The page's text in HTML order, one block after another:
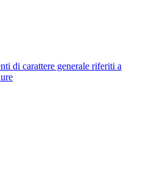
di carattere generale riferiti a